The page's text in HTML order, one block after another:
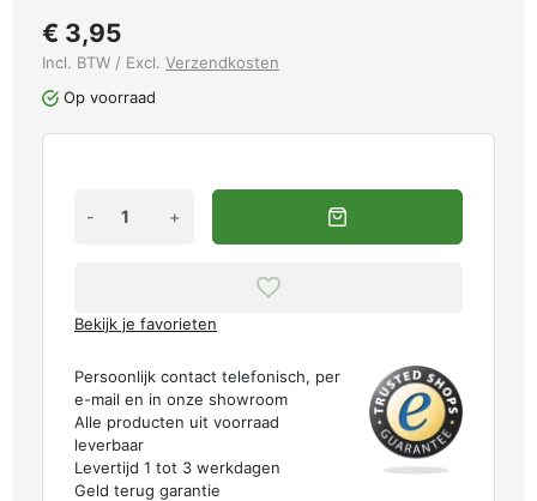
€ 3,95
Incl. BTW / Excl. Verzendkosten
Op voorraad
- +
Bekijk je favorieten
Persoonlijk contact telefonisch, per
e-mail en in onze showroom
Alle producten uit voorraad
leverbaar
Levertijd 1 tot 3 werkdagen
Geld terug garantie